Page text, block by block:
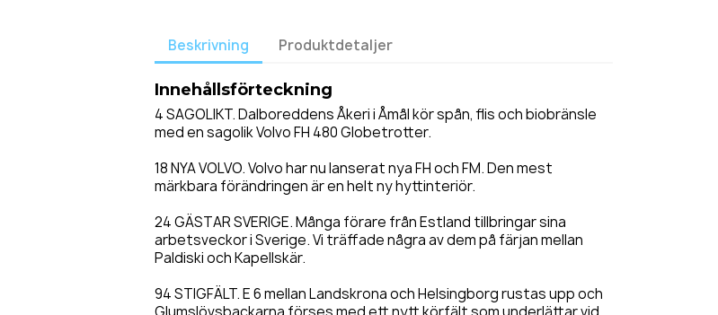
Beskrivning Produktdetaljer
Innehållsförteckning
4 SAGOLIKT. Dalboreddens Åkeri i Åmål kör spån, flis och biobränsle
med en sagolik Volvo FH 480 Globetrotter.
18 NYA VOLVO. Volvo har nu lanserat nya FH och FM. Den mest
märkbara förändringen är en helt ny hyttinteriör.
24 GÄSTAR SVERIGE. Många förare från Estland tillbringar sina
arbetsveckor i Sverige. Vi träffade några av dem på färjan mellan
Paldiski och Kapellskär.
94 STIGFÄLT. E 6 mellan Landskrona och Helsingborg rustas upp och